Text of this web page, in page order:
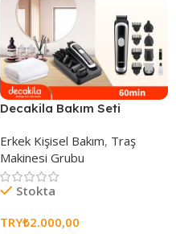
Decakila Bakım Seti
Erkek Kişisel Bakım, Traş
Makinesi Grubu
Stokta
TRY₺2.000,00